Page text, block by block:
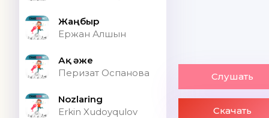
Жаңбыр
Ержан Алшын
Ақ әже
Перизат Оспанова
Nozlaring
Erkin Xudoyqulov
Слушать
Скачать